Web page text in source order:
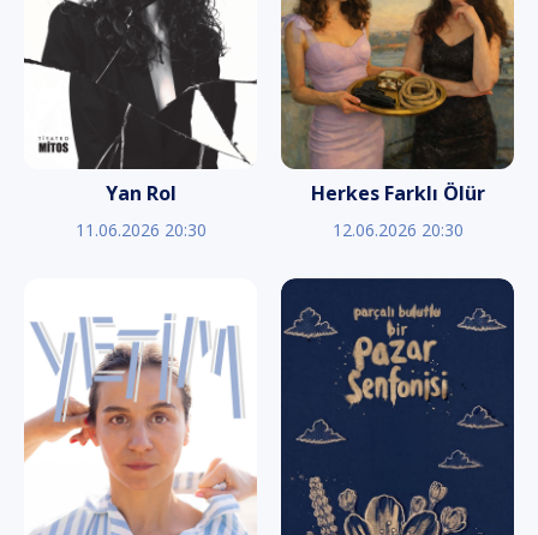
Yan Rol
11.06.2026 20:30
Herkes Farklı Ölür
12.06.2026 20:30